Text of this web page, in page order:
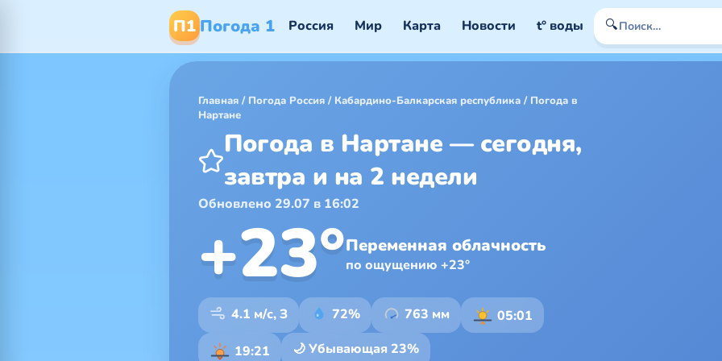
П1 Погода 1 Россия Мир Карта Новости t° воды 🔍
Главная / Погода Россия / Кабардино-Балкарская республика / Погода в
Нартане
Погода в Нартане — сегодня,
завтра и на 2 недели
Обновлено 29.07 в 16:02
+23°Переменная облачность
по ощущению +23°
4.1 м/с, З 72% 763 мм
05:01
19:21
🌙 Убывающая 23%